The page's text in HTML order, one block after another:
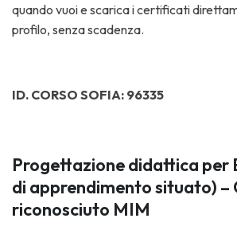
quando vuoi e scarica i certificati
profilo, senza scadenza.
ID. CORSO SOFIA: 96335
Progettazione didattica per
di apprendimento situato) –
riconosciuto MIM